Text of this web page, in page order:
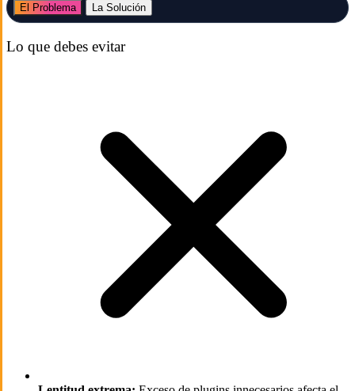
El Problema La Solución
Lo que debes evitar